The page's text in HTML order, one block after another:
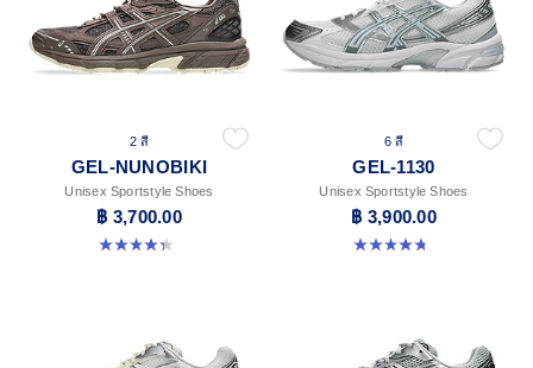
2 สี
GEL-NUNOBIKI
Unisex Sportstyle Shoes
฿ 3,700.00
4.4 จาก 5 ดาว 45 รีวิว
6 สี
GEL-1130
Unisex Sportstyle Shoes
฿ 3,900.00
4.8 จาก 5 ดาว 52 รีวิว